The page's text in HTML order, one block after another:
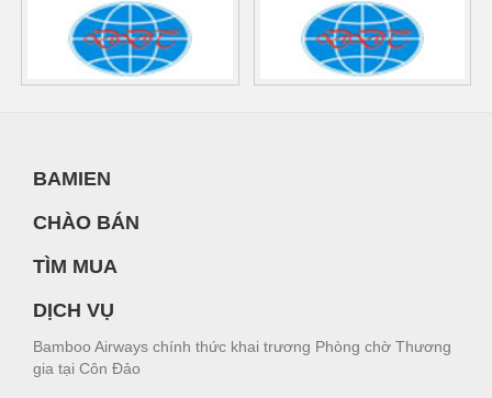
BAMIEN
CHÀO BÁN
TÌM MUA
DỊCH VỤ
Bamboo Airways chính thức khai trương Phòng chờ Thương
gia tại Côn Đảo